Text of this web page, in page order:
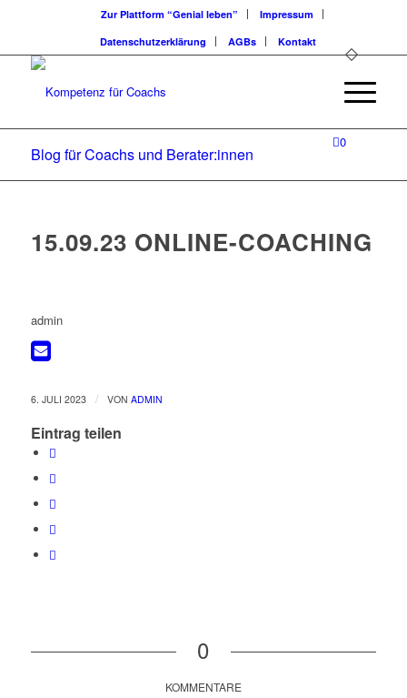
Zur Plattform “Genial leben”
Impressum
Datenschutzerklärung
AGBs Kontakt
0
Blog für Coachs und Berater:innen
15.09.23 ONLINE-COACHING
admin
6. JULI 2023 / VON ADMIN
Eintrag teilen
0
KOMMENTARE